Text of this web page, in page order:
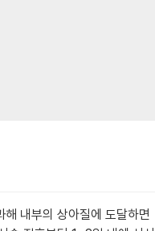
내부의 상아질에 도달하면